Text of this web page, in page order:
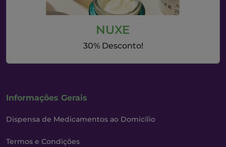
NUXE
30% Desconto!
Informações Gerais
Dispensa de Medicamentos ao Domicílio
Termos e Condições